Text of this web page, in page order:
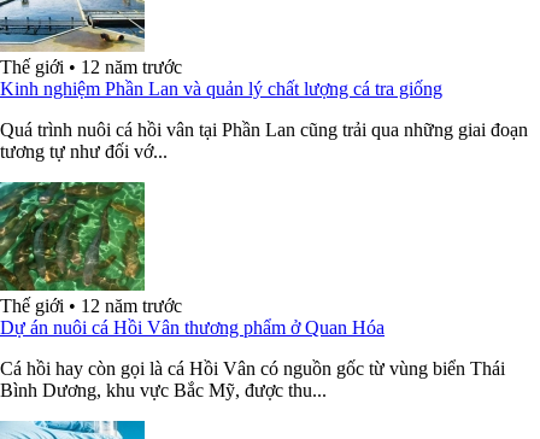
Thế giới • 12 năm trước
Kinh nghiệm Phần Lan và quản lý chất lượng cá tra giống
Quá trình nuôi cá hồi vân tại Phần Lan cũng trải qua những giai đoạn
tương tự như đối vớ...
Thế giới • 12 năm trước
Dự án nuôi cá Hồi Vân thương phẩm ở Quan Hóa
Cá hồi hay còn gọi là cá Hồi Vân có nguồn gốc từ vùng biển Thái
Bình Dương, khu vực Bắc Mỹ, được thu...